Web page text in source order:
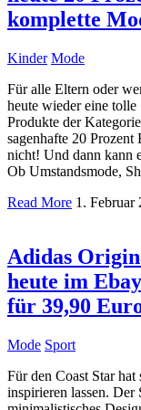
komplette
Kinder Mode
Für alle Eltern oder
heute wieder eine
Produkte der
sagenhafte 20
nicht! Und dann kann
Ob Umstandsmode,
Read More 1. Februar
Adidas
heute im
für 39,90
Mode Sport
Für den Coast Star
inspirieren lassen. Der